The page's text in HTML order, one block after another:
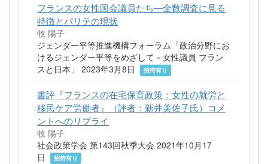
フランスの女性国会議員たち―全数調査に見る
特徴とパリテの現状
牧 陽子
ジェンダー平等推進機構フォーラム「政治分野にお
けるジェンダー平等をめざして－女性議員 フラン
スと日本」 2023年3月8日
招待有り
書評『フランスの在宅保育政策：女性の就労と
移民ケア労働者』（評者：新井美佐子氏）コメ
ントへのリプライ
牧 陽子
社会政策学会 第143回秋季大会 2021年10月17
日
招待有り